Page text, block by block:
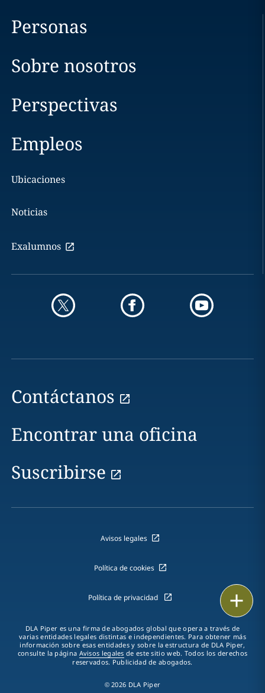
Imprimir
Personas
Sobre nosotros
Perspectivas
Empleos
Ubicaciones
Noticias
Exalumnos
Contáctanos
Encontrar una oficina
Suscribirse
Avisos legales
Política de cookies
Política de privacidad
DLA Piper es una firma de abogados global que opera a través de
varias entidades legales distintas e independientes. Para obtener más
información sobre esas entidades y sobre la estructura de DLA Piper,
consulte la página Avisos legales de este sitio web. Todos los derechos
reservados. Publicidad de abogados.
© 2026 DLA Piper